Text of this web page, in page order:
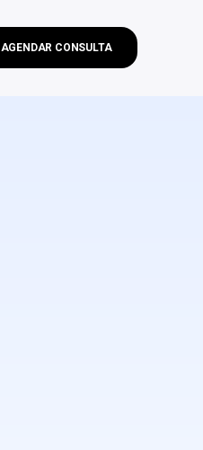
AGENDAR CONSULTA